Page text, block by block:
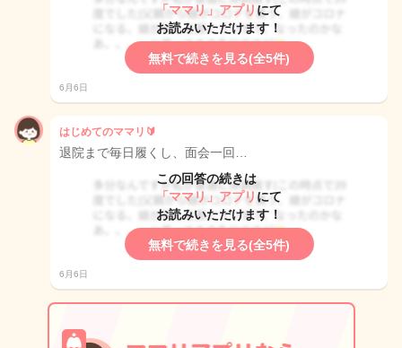
「ママリ」アプリ にて
お読みいただけます！
無料で続きを見る(全5件)
6月6日
はじめてのママリ🔰
退院まで毎日履くし、面会一回…
この回答の続きは
「ママリ」アプリ にて
お読みいただけます！
無料で続きを見る(全5件)
6月6日